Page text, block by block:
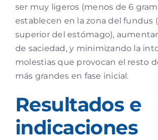
ser muy ligeros (menos de 6
establecen en la zona del fundus
superior del estómago),
de saciedad, y minimizando la
molestias que provocan el resto
más grandes en fase inicial.
Resultados e
indicaciones